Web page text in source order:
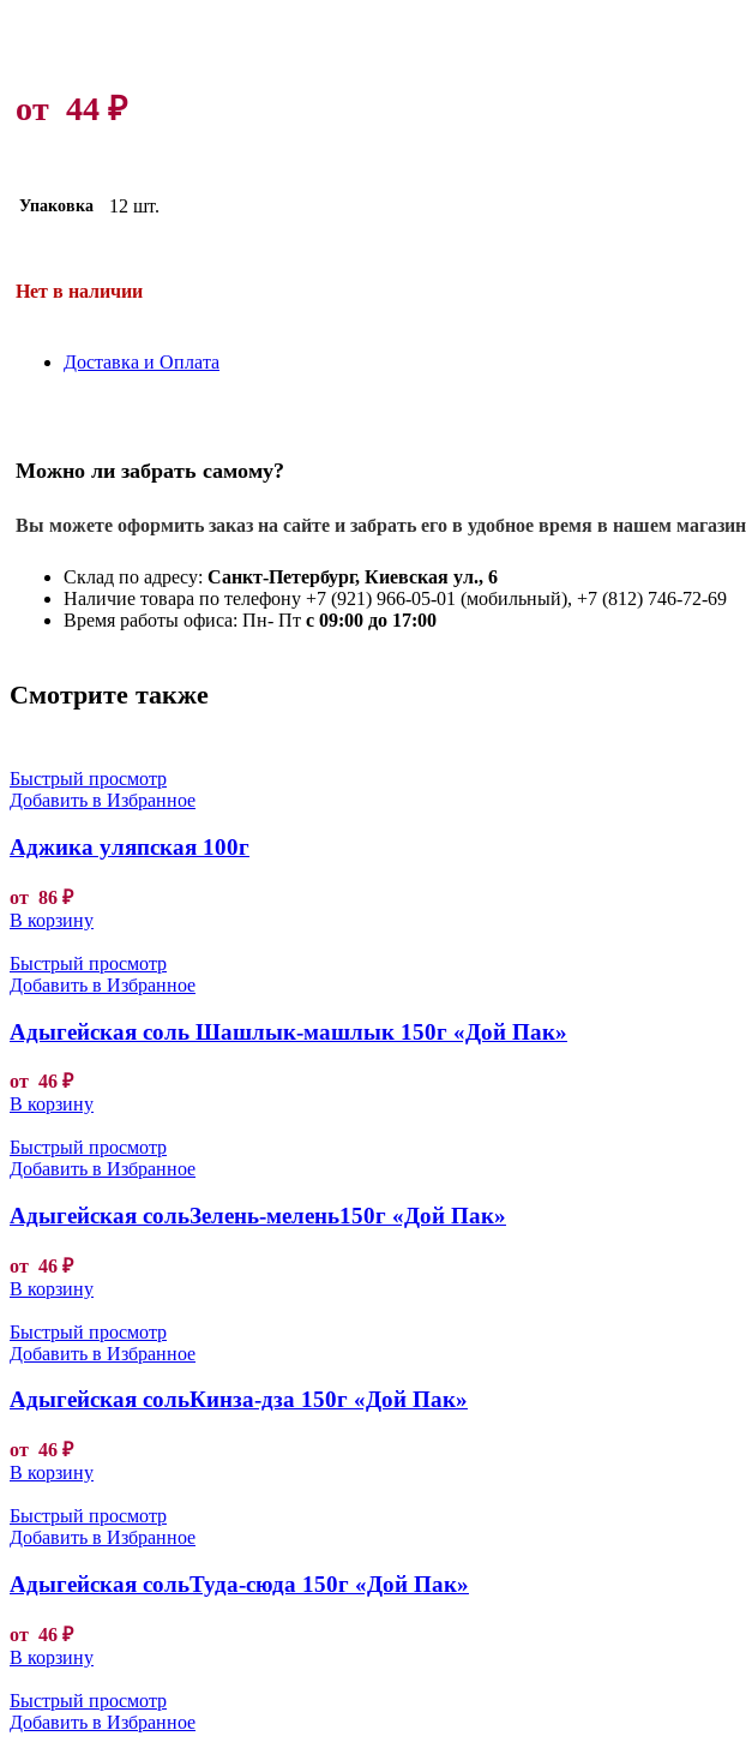
от 44 ₽
Упаковка 12 шт.
Нет в наличии
Доставка и Оплата
Можно ли забрать самому?
Вы можете оформить заказ на сайте и забрать его в удобное время в нашем
Склад по адресу: Санкт-Петербург, Киевская ул., 6
Наличие товара по телефону +7 (921) 966-05-01 (мобильный), +7 (812) 746-72-69
Время работы офиса: Пн- Пт с 09:00 до 17:00
Смотрите также
Быстрый просмотр
Добавить в Избранное
Аджика уляпская 100г
от 86 ₽
В корзину
Быстрый просмотр
Добавить в Избранное
Адыгейская соль Шашлык-машлык 150г «Дой Пак»
от 46 ₽
В корзину
Быстрый просмотр
Добавить в Избранное
Адыгейская сольЗелень-мелень150г «Дой Пак»
от 46 ₽
В корзину
Быстрый просмотр
Добавить в Избранное
Адыгейская сольКинза-дза 150г «Дой Пак»
от 46 ₽
В корзину
Быстрый просмотр
Добавить в Избранное
Адыгейская сольТуда-сюда 150г «Дой Пак»
от 46 ₽
В корзину
Быстрый просмотр
Добавить в Избранное